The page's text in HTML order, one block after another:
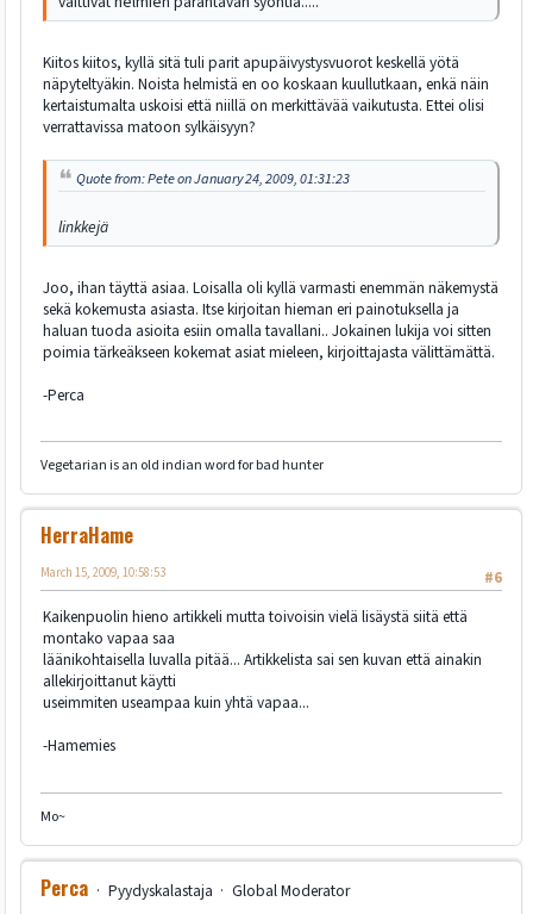
Kiitos kiitos, kyllä sitä tuli parit apupäivystysvuorot keskellä yötä
näpyteltyäkin. Noista helmistä en oo koskaan kuullutkaan, enkä näin
kertaistumalta uskoisi että niillä on merkittävää vaikutusta. Ettei olisi
verrattavissa matoon sylkäisyyn?
Quote from: Pete on January 24, 2009, 01:31:23
linkkejä
Joo, ihan täyttä asiaa. Loisalla oli kyllä varmasti enemmän näkemystä
sekä kokemusta asiasta. Itse kirjoitan hieman eri painotuksella ja
haluan tuoda asioita esiin omalla tavallani.. Jokainen lukija voi sitten
poimia tärkeäkseen kokemat asiat mieleen, kirjoittajasta välittämättä.
-Perca
Vegetarian is an old indian word for bad hunter
HerraHame
#6
March 15, 2009, 10:58:53
Kaikenpuolin hieno artikkeli mutta toivoisin vielä lisäystä siitä että
montako vapaa saa
läänikohtaisella luvalla pitää... Artikkelista sai sen kuvan että ainakin
allekirjoittanut käytti
useimmiten useampaa kuin yhtä vapaa...
-Hamemies
Mo~
Perca Pyydyskalastaja
Global Moderator